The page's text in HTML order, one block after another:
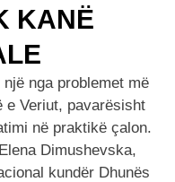
KANË
nga problemet më
e Veriut, pavarësisht
në praktikë çalon.
Dimushevska,
kundër Dhunës